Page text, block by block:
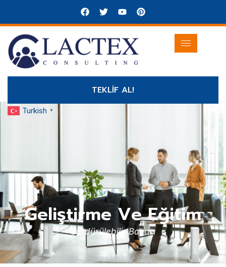
TEKLİF AL!
Turkish ▼
Geliştirme Ve Eğitim
Sürdürülebilir Başarı